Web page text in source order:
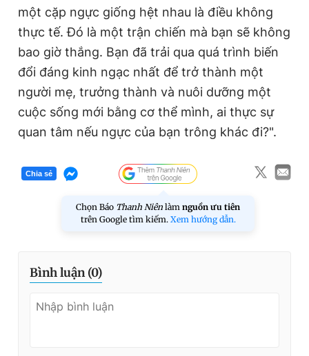
một cặp ngực giống hệt nhau là điều không
thực tế. Đó là một trận chiến mà bạn sẽ không
bao giờ thắng. Bạn đã trải qua quá trình biến
đổi đáng kinh ngạc nhất để trở thành một
người mẹ, trưởng thành và nuôi dưỡng một
cuộc sống mới bằng cơ thể mình, ai thực sự
quan tâm nếu ngực của bạn trông khác đi?".
Chia sẻ
Chọn Báo Thanh Niên làm nguồn ưu tiên
trên Google tìm kiếm. Xem hướng dẫn.
Bình luận (0)